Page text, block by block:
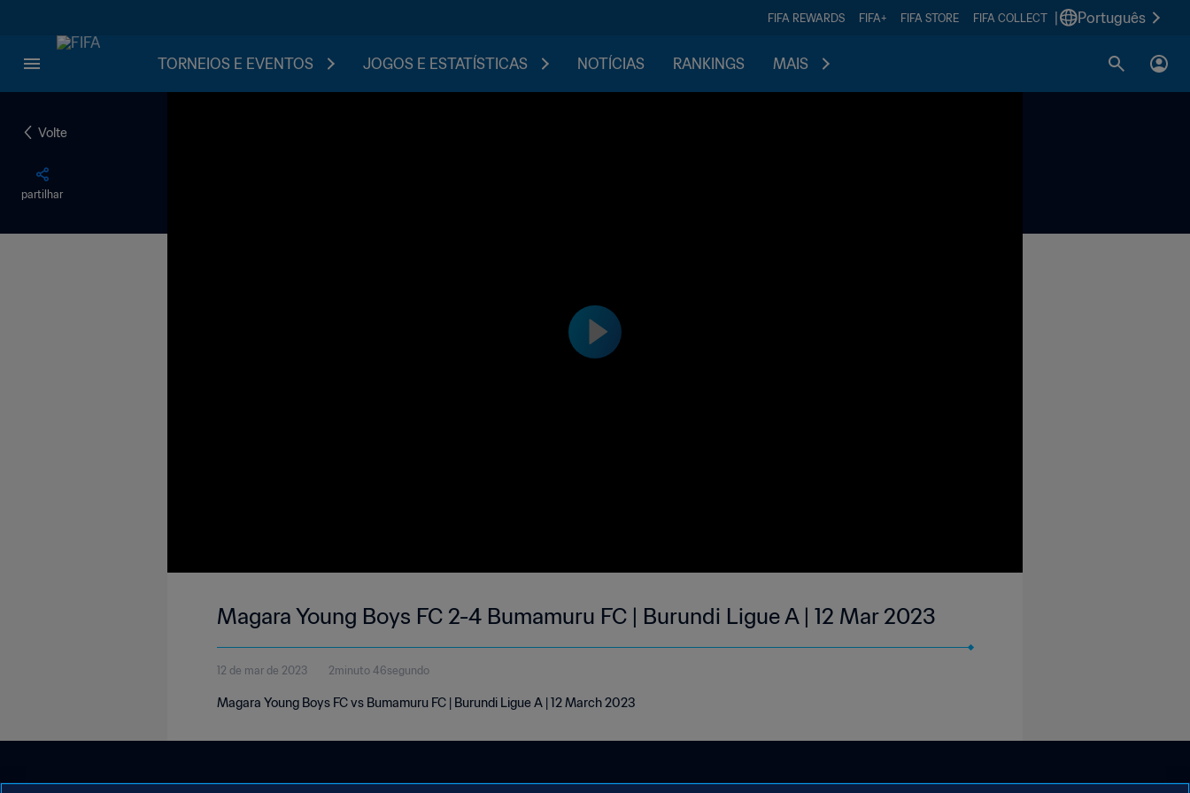
FIFA REWARDS FIFA+ FIFA STORE FIFA COLLECT Português
TORNEIOS E EVENTOS JOGOS E ESTATÍSTICAS NOTÍCIAS RANKINGS MAIS
Volte
partilhar
Magara Young Boys FC 2-4 Bumamuru FC | Burundi Ligue A | 12 Mar 2023
12 de mar de 2023 2minuto 46segundo
Magara Young Boys FC vs Bumamuru FC | Burundi Ligue A | 12 March 2023